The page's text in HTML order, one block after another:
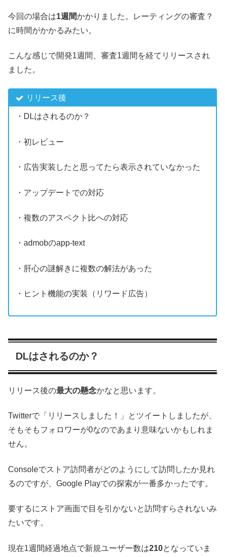
今回の場合は1週間かかりました。レーティングの審査？
に時間がかかるみたい。
こんな感じで開発1週間、審査1週間を経てリリースされ
ました。
リリース後
・DLはされるのか？
・初レビュー
・広告実装したと思ってたら表示されていなかった
・アップデートでの対応
・複数のアスペクト比への対応
・admobのapp-text
・肝心の謎解きに複数の解法があった
・ヒント機能の実装（リワード広告）
DLはされるのか？
リリース後の最大の懸念かなと思います。
Twitterで「リリースしました！」とツイートしましたが、
そもそもフォロワーが0なのであまり意味ないかもしれま
せん。
Consoleでストア訪問者がどのようにして訪問したか見れ
るのですが、Google Playでの探索が一番多かったです。
要するにストア画面で目を引かないと訪問すらされないみ
たいです。
現在1週間経過地点で新規ユーザー数は210となっていま